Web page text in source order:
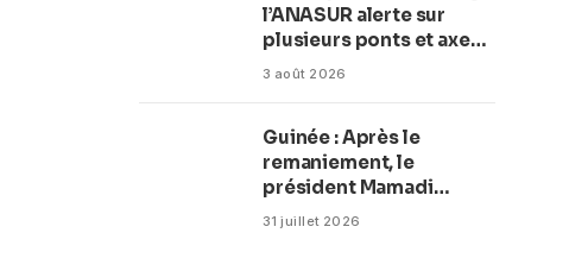
l’ANASUR alerte sur
plusieurs ponts et axes
routiers
3 août 2026
Guinée : Après le
remaniement, le
président Mamadi
Doumbouya fixe les
31 juillet 2026